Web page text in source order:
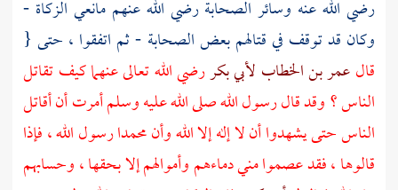
رضي الله عنه وسائر الصحابة رضي الله عنهم مانعي الزكاة -
وكان قد توقف في قتالهم بعض الصحابة - ثم اتفقوا ، حتى {
قالعمر بن الخطاب لأبي بكررضي الله تعالى عنهما كيف تقاتل
الناس ؟ وقد قال رسول الله صلى الله عليه وسلم أمرت أن أقاتل
الناس حتى يشهدوا أن لا إله إلا الله وأنمحمدارسول الله ، فإذا
قالوها ، فقد عصموا مني دماءهم وأموالهم إلا بحقها ، وحسابهم